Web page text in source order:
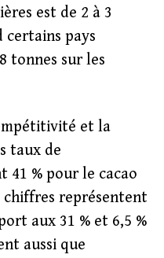
est de 2 à 3
certains pays
tonnes sur les
et la
taux de
% pour le cacao
chiffres représentent
aux 31 % et 6,5 %
aussi que